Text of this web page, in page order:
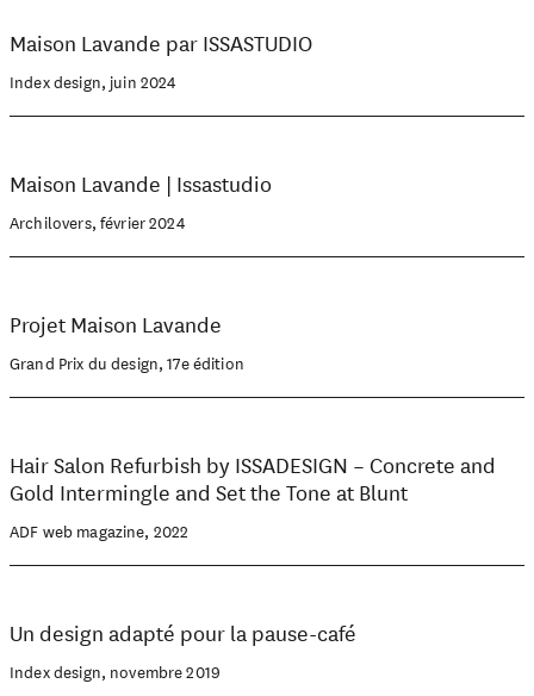
Maison Lavande par ISSASTUDIO
Index design, juin 2024
Maison Lavande | Issastudio
Archilovers, février 2024
Projet Maison Lavande
Grand Prix du design, 17e édition
Hair Salon Refurbish by ISSADESIGN – Concrete and
Gold Intermingle and Set the Tone at Blunt
ADF web magazine, 2022
Un design adapté pour la pause-café
Index design, novembre 2019